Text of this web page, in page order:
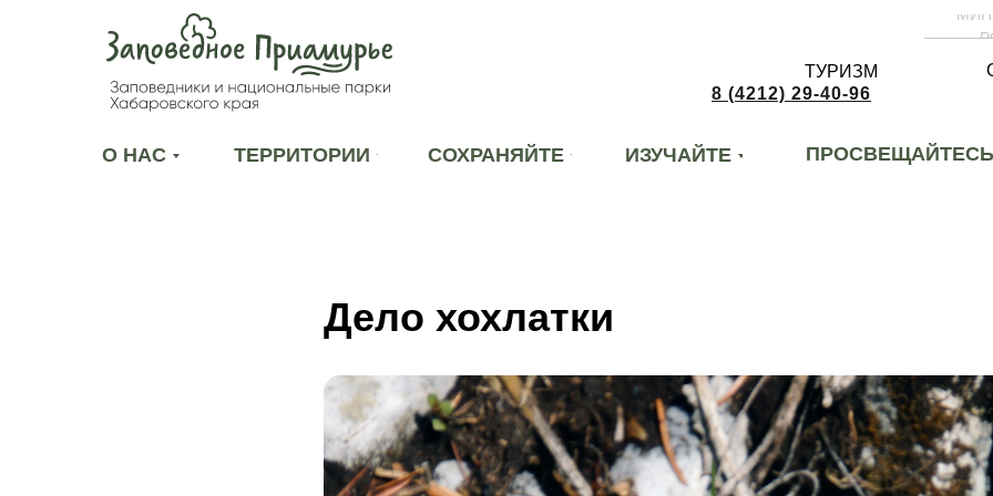
8 (4212) 29-40-96
ТУРИЗМ
О НАС ТЕРРИТОРИИ СОХРАНЯЙТЕ ИЗУЧАЙТЕ ПРОСВЕЩАЙТЕСЬ
Дело хохлатки